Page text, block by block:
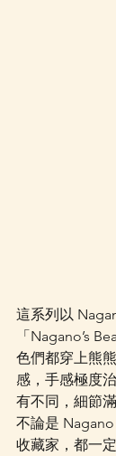
這系列以
「Nagano’s
色們都穿上熊
感，手感極度
有不同，細節滿
不論是
收藏家，都一